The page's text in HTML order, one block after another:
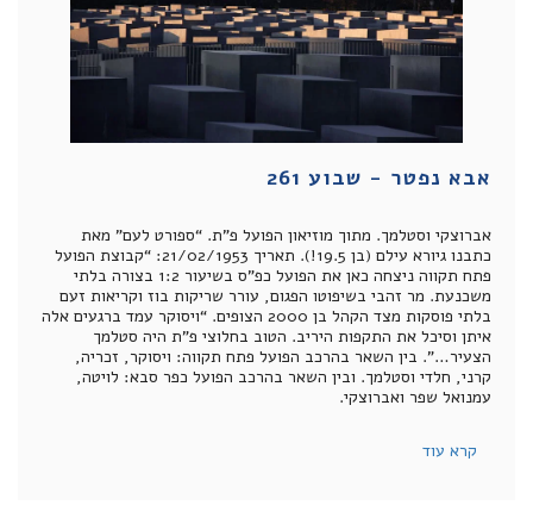
אבא נפטר - שבוע 261
אברוצקי וסטלמך. מתוך מוזיאון הפועל פ”ת. “ספורט לעם” מאת
כתבנו גיורא עילם (בן 19.5!). תאריך 21/02/1953: “קבוצת הפועל
פתח תקווה ניצחה כאן את הפועל כפ”ס בשיעור 1:2 בצורה בלתי
משכנעת. מר זהבי בשיפוטו הפגום, עורר שריקות בוז וקריאות זעם
בלתי פוסקות מצד הקהל בן 2000 הצופים. “ויסוקר עמד ברגעים אלה
איתן וסיכל את התקפות היריב. הטוב בחלוצי פ”ת היה סטלמך
הצעיר…”. בין השאר בהרכב הפועל פתח תקווה: ויסוקר, זכריה,
קרני, חלדי וסטלמך. ובין השאר בהרכב הפועל כפר סבא: לויטה,
עמנואל שפר ואברוצקי.
קרא עוד